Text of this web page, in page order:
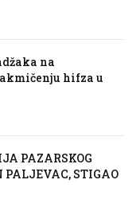
na
hifza u
PAZARSKOG
PALJEVAC, STIGAO